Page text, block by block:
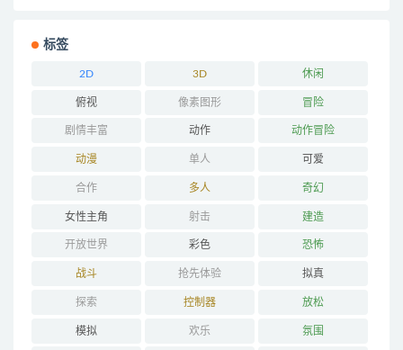
标签
2D 3D 休闲
俯视 像素图形 冒险
剧情丰富 动作 动作冒险
动漫 单人 可爱
合作 多人 奇幻
女性主角 射击 建造
开放世界 彩色 恐怖
战斗 抢先体验 拟真
探索 控制器 放松
模拟 欢乐 氛围